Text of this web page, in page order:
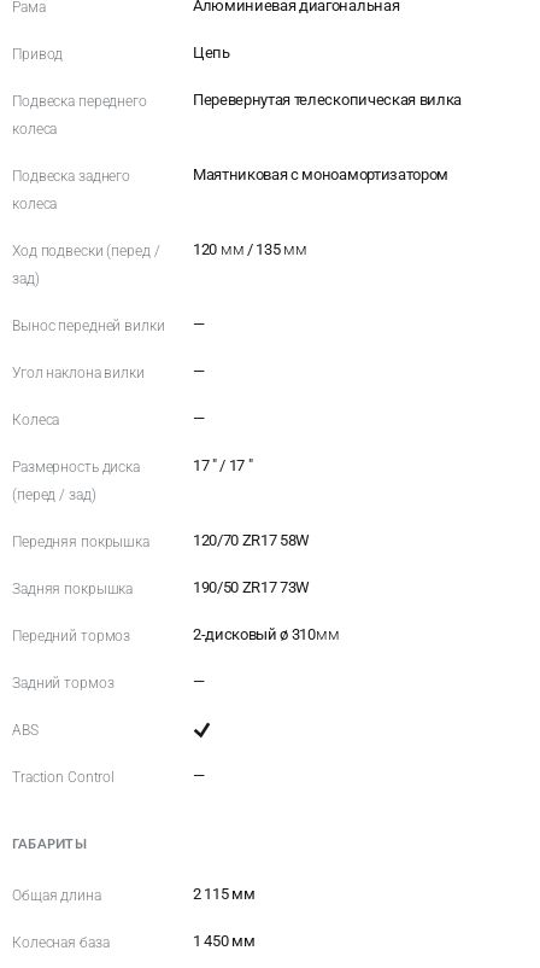
Рама Алюминиевая диагональная
Привод Цепь
Подвеска переднего
колеса
Перевернутая телескопическая вилка
Подвеска заднего
колеса
Маятниковая с моноамортизатором
Ход подвески (перед /
зад)
120 мм / 135 мм
Вынос передней вилки —
Угол наклона вилки —
Колеса —
Размерность диска
(перед / зад)
17 " / 17 "
Передняя покрышка 120/70 ZR17 58W
Задняя покрышка 190/50 ZR17 73W
Передний тормоз 2-дисковый ø 310мм
Задний тормоз —
ABS
Traction Control —
ГАБАРИТЫ
Общая длина 2 115 мм
Колесная база 1 450 мм